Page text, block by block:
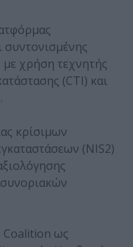
συντονισμένης
με χρήση τεχνητής
(CTI) και
κρίσιμων
(NIS2)
Coalition ως